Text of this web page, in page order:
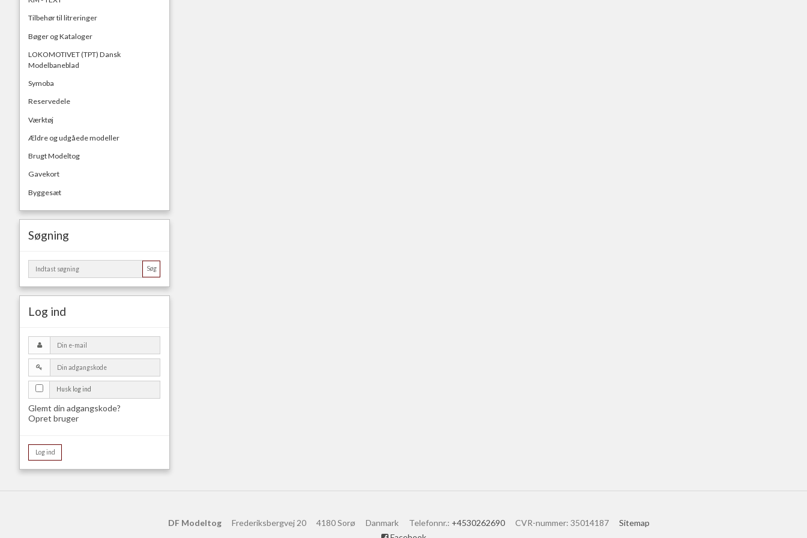
Tilbehør til litreringer
Bøger og Kataloger
LOKOMOTIVET (TPT) Dansk
Modelbaneblad
Symoba
Reservedele
Værktøj
Ældre og udgåede modeller
Brugt Modeltog
Gavekort
Byggesæt
Søgning
Søg
Log ind
Husk log ind
Glemt din adgangskode?
Opret bruger
Log ind
DF Modeltog Frederiksbergvej 20 4180 Sorø Danmark Telefonnr.: +4530262690 CVR-nummer: 35014187
Sitemap